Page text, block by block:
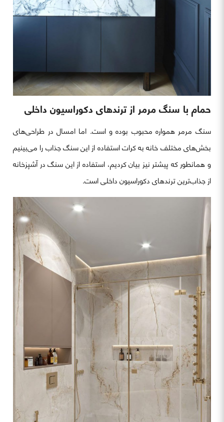
حمام با سنگ مرمر از ترندهای دکوراسیون داخلی
سنگ مرمر همواره محبوب بوده و است. اما امسال در طراحی‌های
بخش‌های مختلف خانه به کرات استفاده از این سنگ جذاب را می‌بینیم
و همانطور که پیشتر نیز بیان کردیم، استفاده از این سنگ در آشپزخانه
از جذاب‌ترین ترندهای دکوراسیون داخلی است.